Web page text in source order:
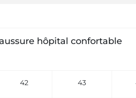
hôpital confortable
42 43